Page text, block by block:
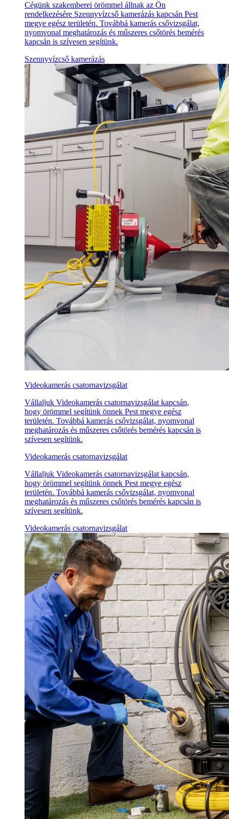
Cégünk szakemberei örömmel állnak az Ön
rendelkezésére Szennyvízcső kamerázás kapcsán Pest
megye egész területén. Továbbá kamerás csővizsgálat,
nyomvonal meghatározás és műszeres csőtörés bemérés
kapcsán is szívesen segítünk.
Szennyvízcső kamerázás
Videokamerás csatornavizsgálat
Vállaljuk Videokamerás csatornavizsgálat kapcsán,
hogy örömmel segítünk önnek Pest megye egész
területén. Továbbá kamerás csővizsgálat, nyomvonal
meghatározás és műszeres csőtörés bemérés kapcsán is
szívesen segítünk.
Videokamerás csatornavizsgálat
Vállaljuk Videokamerás csatornavizsgálat kapcsán,
hogy örömmel segítünk önnek Pest megye egész
területén. Továbbá kamerás csővizsgálat, nyomvonal
meghatározás és műszeres csőtörés bemérés kapcsán is
szívesen segítünk.
Videokamerás csatornavizsgálat